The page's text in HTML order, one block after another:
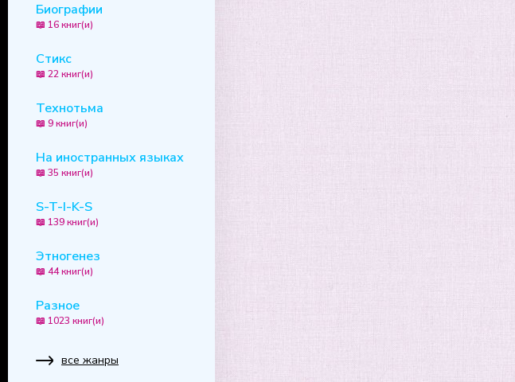
Биографии
📖 16 книг(и)
Стикс
📖 22 книг(и)
Технотьма
📖 9 книг(и)
На иностранных языках
📖 35 книг(и)
S-T-I-K-S
📖 139 книг(и)
Этногенез
📖 44 книг(и)
Разное
📖 1023 книг(и)
все жанры